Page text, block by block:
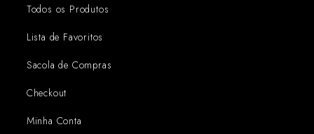
Todos os Produtos
Lista de Favoritos
Sacola de Compras
Checkout
Minha Conta